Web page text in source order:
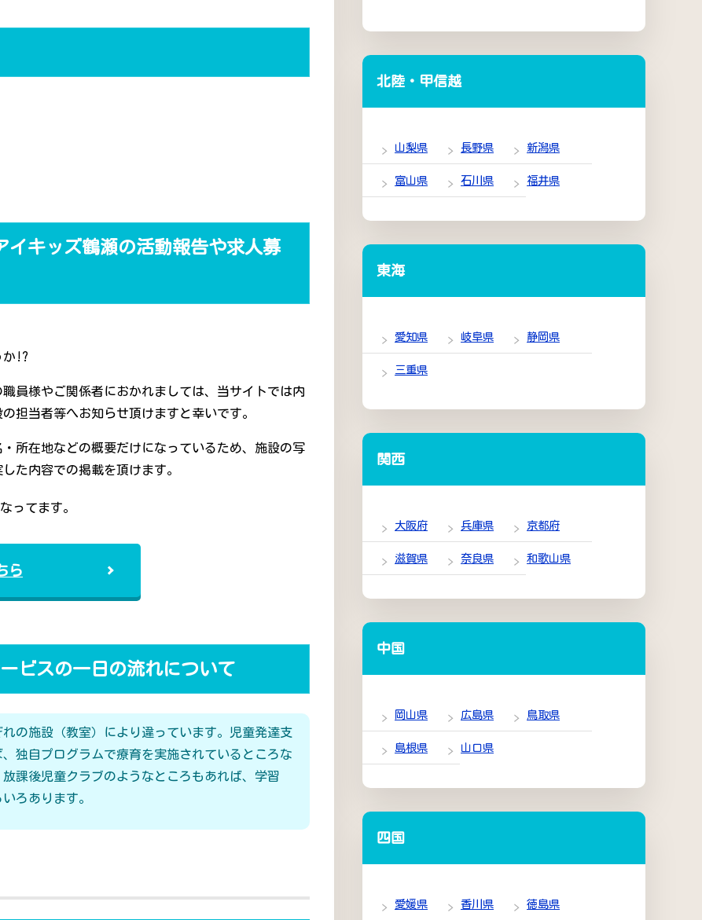
キッズ鶴瀬の活動報告や求人募
か!?
員様やご関係者におかれましては、当サイトでは内
担当者等へお知らせ頂けますと幸いです。
所在地などの概要だけになっているため、施設の写
た内容での掲載を頂けます。
ってます。
ら
ビスの一日の流れについて
の施設（教室）により違っています。児童発達支
独自プログラムで療育を実施されているところな
課後児童クラブのようなところもあれば、学習
ろあります。
北陸・甲信越
山梨県 長野県 新潟県
富山県 石川県 福井県
東海
愛知県 岐阜県 静岡県
三重県
関西
大阪府 兵庫県 京都府
滋賀県 奈良県 和歌山県
中国
岡山県 広島県 鳥取県
島根県 山口県
四国
愛媛県 香川県 徳島県